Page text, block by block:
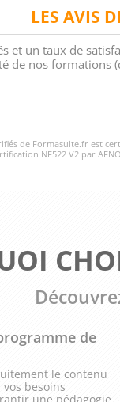
LES AVIS
et un taux de
de nos formations
de Formasuite.fr est
NF522 V2 par
de
le contenu
besoins